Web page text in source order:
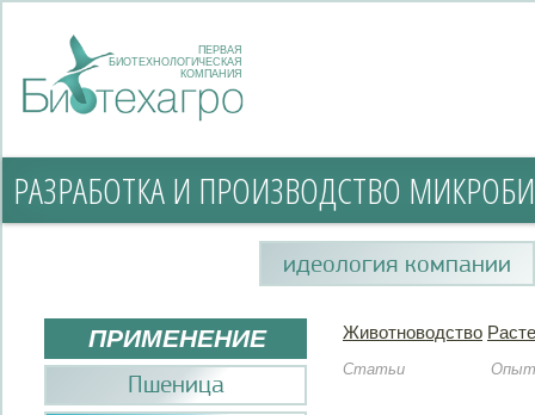
ПЕРВАЯ
БИОТЕХНОЛОГИЧЕСКАЯ
КОМПАНИЯ
РАЗРАБОТКА И ПРОИЗВОДСТВО
идеология компании
ПРИМЕНЕНИЕ
Пшеница
Животноводство
Статьи